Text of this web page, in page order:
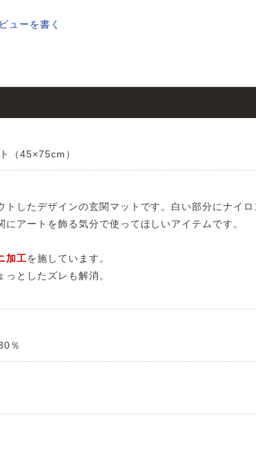
）
）
）
）
ン)
ン)
)
ン)
応
）
方
ューを書く
（45×75cm）
トしたデザインの玄関マットです。白い部分にナイ
にアートを飾る気分で使ってほしいアイテムです。
加工を施しています。
っとしたズレも解消。
％